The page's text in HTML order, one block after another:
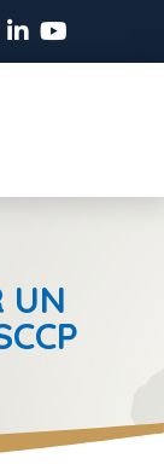
UN